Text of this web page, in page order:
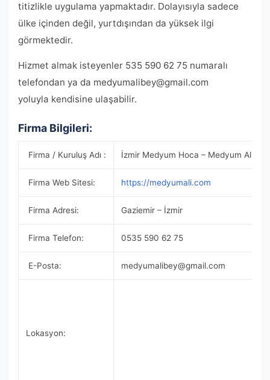
titizlikle uygulama yapmaktadır. Dolayısıyla sadece
ülke içinden değil, yurtdışından da yüksek ilgi
görmektedir.
Hizmet almak isteyenler 535 590 62 75 numaralı
telefondan ya da medyumalibey@gmail.com
yoluyla kendisine ulaşabilir.
Firma Bilgileri:
Firma / Kuruluş Adı : İzmir Medyum Hoca – Medyum Ali
Firma Web Sitesi: https://medyumali.com
Firma Adresi: Gaziemir – İzmir
Firma Telefon: 0535 590 62 75
E-Posta: medyumalibey@gmail.com
Lokasyon: